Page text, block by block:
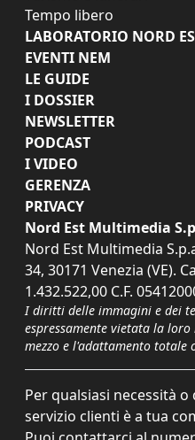
Tempo libero
LABORATORIO NORD
EVENTI NEM
LE GUIDE
I DOSSIER
NEWSLETTER
PODCAST
I VIDEO
GERENZA
PRIVACY
Nord Est Multimedia
Nord Est Multimedia
34, 30171 Venezia (VE).
1.432.522,00 C.F.
I diritti delle immagini e dei
espressamente vietata la
mezzo e l'adattamento totale
Per qualsiasi necessità
servizio clienti è a tua